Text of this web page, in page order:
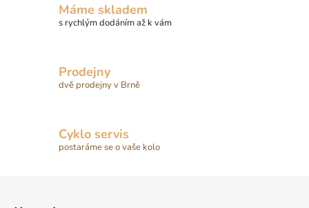
Máme skladem
s rychlým dodáním až k vám
Prodejny
dvě prodejny v Brně
Cyklo servis
postaráme se o vaše kolo